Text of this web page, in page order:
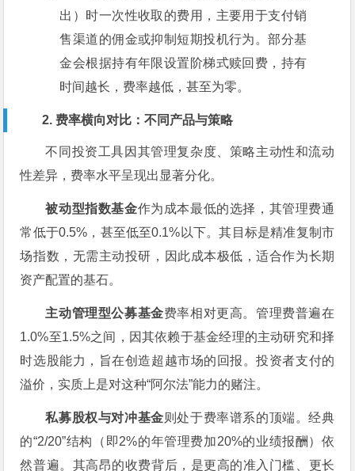
出）时一次性收取的费用，主要用于支付销
售渠道的佣金或抑制短期投机行为。部分基
金会根据持有年限设置阶梯式赎回费，持有
时间越长，费率越低，甚至为零。
2. 费率横向对比：不同产品与策略
不同投资工具因其管理复杂度、策略主动性和流动
性差异，费率水平呈现出显著分化。
被动型指数基金作为成本最低的选择，其管理费通
常低于0.5%，甚至低至0.1%以下。其目标是精准复制市
场指数，无需主动投研，因此成本极低，适合作为长期
资产配置的基石。
主动管理型公募基金费率相对更高。管理费普遍在
1.0%至1.5%之间，因其依赖于基金经理的主动研究和择
时选股能力，旨在创造超越市场的回报。投资者支付的
溢价，实质上是对这种“阿尔法”能力的赌注。
私募股权与对冲基金则处于费率谱系的顶端。经典
的“2/20”结构（即2%的年管理费加20%的业绩报酬）依
然普遍。其高昂的收费背后，是更高的准入门槛、更长